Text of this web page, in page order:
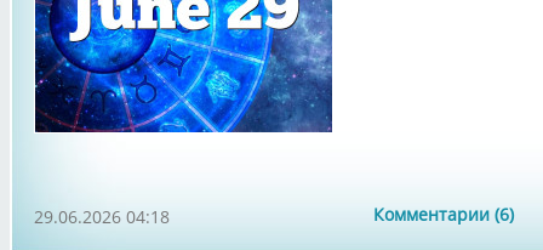
Комментарии (6)
29.06.2026 04:18